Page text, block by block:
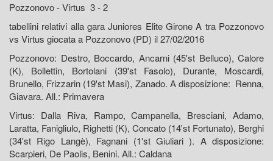
Pozzonovo - Virtus 3 - 2
tabellini relativi alla gara Juniores Elite Girone A tra Pozzonovo
vs Virtus giocata a Pozzonovo (PD) il 27/02/2016
Pozzonovo: Destro, Boccardo, Ancarni (45'st Belluco), Calore
(K), Bollettin, Bortolani (39'st Fasolo), Durante, Moscardi,
Brunello, Frizzarin (19'st Masi), Zanado. A disposizione: Renna,
Giavara. All.: Primavera
Virtus: Dalla Riva, Rampo, Campanella, Bresciani, Adamo,
Laratta, Fanigliulo, Righetti (K), Concato (14'st Fortunato), Berghi
(34'st Rigo Langè), Fagnani (1'st Giuliari ). A disposizione:
Scarpieri, De Paolis, Benini. All.: Caldana